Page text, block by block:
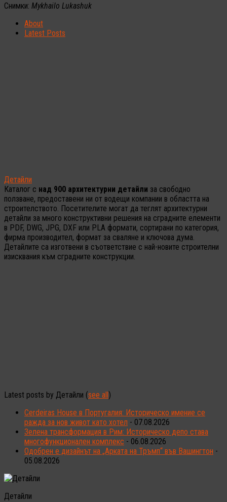
Снимки: Mykhailo Lukashuk
About
Latest Posts
Детайли
Каталог с над 900 архитектурни детайли за свободно
ползване, предоставени ни от водещи компании в областта на
строителството. Посетителите могат да теглят архитектурни
детайли за много конструктивни решения на сградните елементи
в PDF, DWG, JPG, DXF или PLA формати, сортирани по категория,
фирма производител, формат за сваляне и ключова дума.
Детайлите са изготвени в съответствие с най-новите строителни
изисквания към сградните конструкции.
Latest posts by Детайли (see all)
Cerdeiras House в Португалия: Историческо имение се
ражда за нов живот като хотел - 07.08.2026
Зелена трансформация в Рим: Историческо депо става
многофункционален комплекс - 06.08.2026
Одобрен е дизайнът на „Арката на Тръмп“ във Вашингтон -
05.08.2026
Детайли